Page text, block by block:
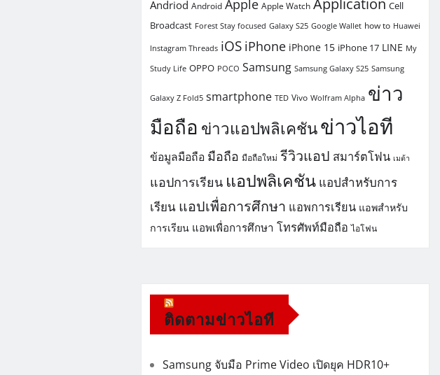
Andriod Android Apple Apple Watch
Cell
Broadcast Forest Stay focused Galaxy S25 Google Wallet how to Huawei
Instagram Threads iOS iPhone iPhone 15 iPhone 17 LINE My
Study Life OPPO POCO Samsung Samsung Galaxy S25 Samsung
Galaxy Z Fold5 smartphone TED Vivo Wolfram Alpha ข่าว
มือถือ ข่าวแอปพลิเคชันข่าวไอที
ข้อมูลมือถือ มือถือ มือถือใหม่ รีวิวแอป สมาร์ตโฟน เมต้า
แอปการเรียน แอปพลิเคชัน แอปสำหรับการ
เรียน แอปเพื่อการศึกษา แอพการเรียน แอพสำหรับ
การเรียน แอพเพื่อการศึกษา โทรศัพท์มือถือ ไอโฟน
ติดตามข่าวไอที
Samsung จับมือ Prime Video เปิดยุค HDR10+